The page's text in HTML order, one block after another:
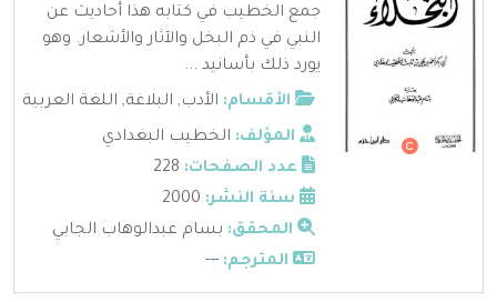
جمع الخطيب في كتابه هذا أحاديث عن
النبي في ذم البخل والآثار والأشعار. وهو
يورد ذلك بأسانيد ...
الأقسام: الأدب, البلاغة, اللغة العربية
المؤلف: الخطيب البغدادي
عدد الصفحات:
سنة النشر:
المحقق: بسام عبدالوهاب الجابي
المترجم: ---